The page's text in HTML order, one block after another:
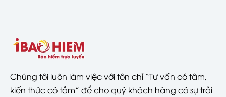
Chúng tôi luôn làm việc với tôn chỉ “Tư vấn có tâm,
kiến thức có tầm” để cho quý khách hàng có sự trải